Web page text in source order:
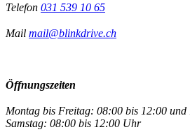
Telefon 031 539 10 65
Mail mail@blinkdrive.ch
Öffnungszeiten
Montag bis Freitag: 08:00 bis 12:00
Samstag: 08:00 bis 12:00 Uhr